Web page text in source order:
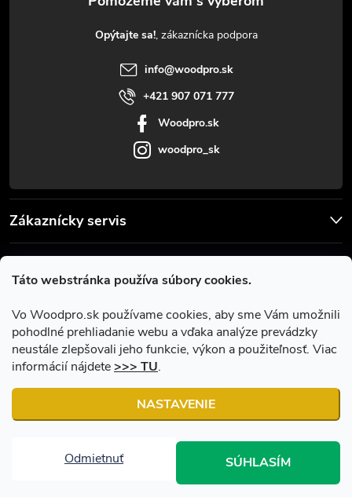
Táto webstránka používa súbory cookies.
Vo Woodpro.sk používame cookies, aby sme Vám umožnili
pohodlné prehliadanie webu a vďaka analýze prevádzky
neustále zlepšovali jeho funkcie, výkon a použiteľnosť. Viac
informácií nájdete>>> TU.
NASTAVENIE
Odmietnuť SÚHLASÍM
Zákaznícky servis
Opýtajte sa!
info@woodpro.sk
+421 907 071 777
Woodpro.sk
woodpro_sk
Facebook
Copyright 2026Woodpro.sk. Všetky práva vyhradené.Upraviť
nastavenie cookies